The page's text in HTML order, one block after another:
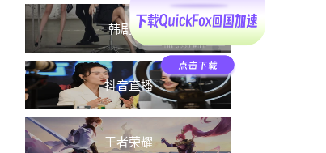
韩剧TV
抖音直播
王者荣耀